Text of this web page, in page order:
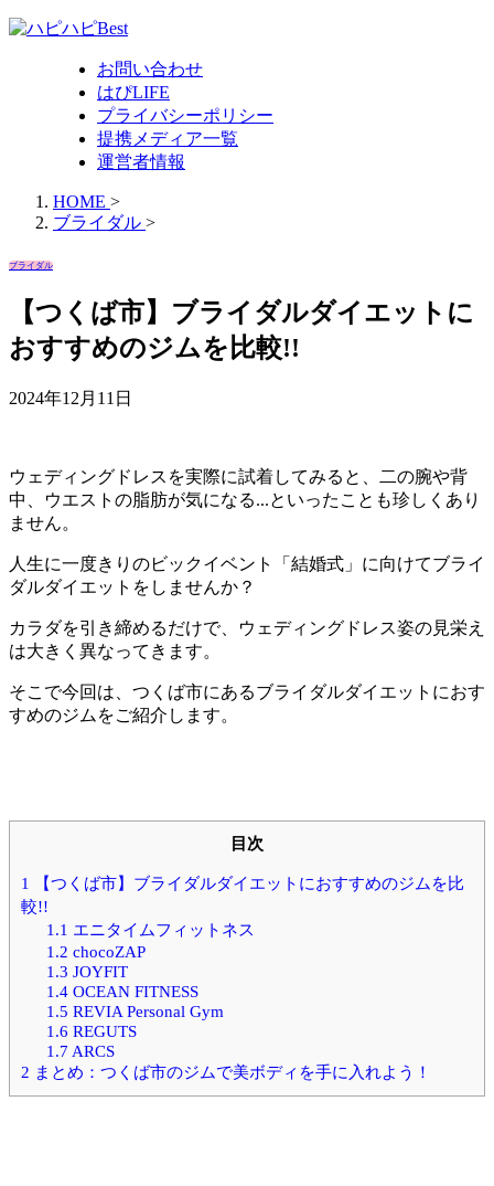
お問い合わせ
はぴLIFE
プライバシーポリシー
提携メディア一覧
運営者情報
HOME >
ブライダル >
ブライダル
【つくば市】ブライダルダイエットに
おすすめのジムを比較!!
2024年12月11日
ウェディングドレスを実際に試着してみると、二の腕や背
中、ウエストの脂肪が気になる...といったことも珍しくあり
ません。
人生に一度きりのビックイベント「結婚式」に向けてブライ
ダルダイエットをしませんか？
カラダを引き締めるだけで、ウェディングドレス姿の見栄え
は大きく異なってきます。
そこで今回は、つくば市にあるブライダルダイエットにおす
すめのジムをご紹介します。
目次
1
【つくば市】ブライダルダイエットにおすすめのジムを比
較!!
1.1 エニタイムフィットネス
1.2 chocoZAP
1.3 JOYFIT
1.4OCEAN FITNESS
1.5 REVIA Personal Gym
1.6 REGUTS
1.7 ARCS
2 まとめ：つくば市のジムで美ボディを手に入れよう！